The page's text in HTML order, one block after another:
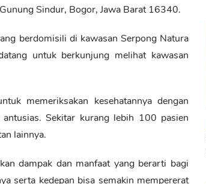
Sindur, Bogor, Jawa Barat 16340.
berdomisili di kawasan Serpong Natura
untuk berkunjung melihat kawasan
memeriksakan kesehatannya dengan
Sekitar kurang lebih 100 pasien
lainnya.
dampak dan manfaat yang berarti bagi
serta kedepan bisa semakin mempererat